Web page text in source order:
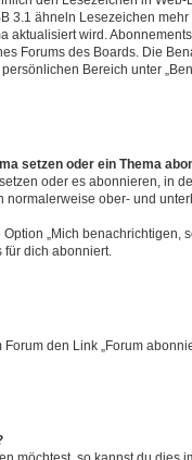
3.1 ähneln Lesezeichen
aktualisiert wird.
Forums des Boards. Die
Bereich unter
setzen oder ein Thema
oder es abonnieren, in
normalerweise ober- und
„Mich benachrichtigen,
dich abonniert.
den Link „Forum